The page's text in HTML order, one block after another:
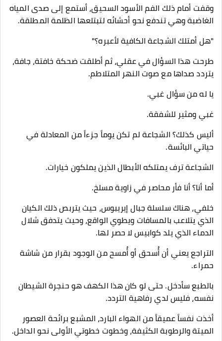
وقفت أمام ذلك الفم الأسود السحيق، أستمع إلى صدى المياه
الغاضبة وهي تندفع نحو أحشائه لتبتلعها الظلمة المطلقة.
​"هل أمتلك الشجاعة الكافية لأعبره؟"
​طرحت هذا السؤال في عقلي، ثم أطلقت ضحكة خافتة، جافة،
يتردد صداها مع صوت النهر المتلاطم.
يا له من سؤال غبي.
غبي ومثير للشفقة.
أليس كذلك؟ الشجاعة لم تكن يوماً جزءاً من المعادلة في
حياتي البائسة.
الشجاعة ترف يمتلكه الأبطال الذين يملكون خيارات.
أما أنا؟ أنا فأر محاصر في زاوية مسلخ.
​خلفي، هناك سلسلة جبال إيريبوس، حيث يتربص ذلك الكيان
الذي يتلاعب بالمسافات ويطوي الواقع، وحيث يتدفق شلال
الدماء الذي يلد كوابيس لا حصر لها.
التراجع يعني أن أُسحق أو أُمسح من الوجود بقرار من شاشة
حمراء.
بالطبع سأدخل. حتى لو كان هذا الكهف هو حنجرة الشيطان
نفسه، فليس لدي رفاهية التردد.
​أخذت نفساً عميقاً من الهواء البارد، المشبع برائحة العصور
الميتة والرطوبة الكثيفة، وخطوت خطوتي الأولى نحو الداخل.